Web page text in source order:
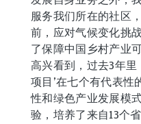
服务我们所在的社区
前，应对气候变化挑
了保障中国乡村产业
高兴看到，过去3年里
项目’在七个有代表性
性和绿色产业发展模
验，培养了来自13个